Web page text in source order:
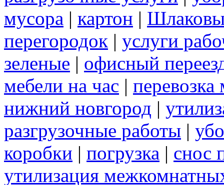
мусора | картон |
перегородок | услуги
зеленые | офисный
мебели на час |
нижний новгород |
разгрузочные работы |
коробки | погрузка | снос
утилизация